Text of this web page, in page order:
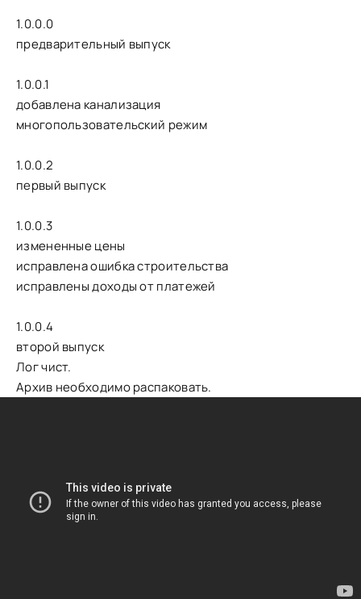
1.0.0.0
предварительный выпуск
1.0.0.1
добавлена канализация
многопользовательский режим
1.0.0.2
первый выпуск
1.0.0.3
измененные цены
исправлена ошибка строительства
исправлены доходы от платежей
1.0.0.4
второй выпуск
Лог чист.
Архив необходимо распаковать.